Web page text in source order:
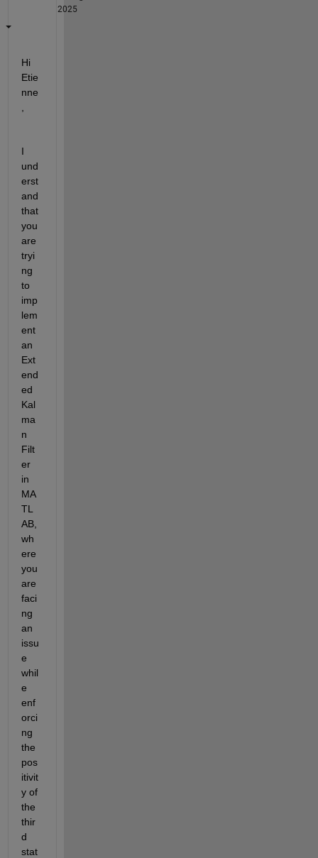
2025
Hi
Etie
nne
I
und
erst
and
that
you
are
tryi
ng
to
imp
lem
ent
an
Ext
end
ed
Kal
ma
n
Filt
er
in
MA
TL
AB,
wh
ere
you
are
faci
ng
an
issu
e
whil
e
enf
orci
ng
the
pos
itivit
y of
the
thir
d
stat